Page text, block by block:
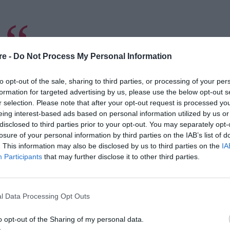
- Do Not Process My Personal Information
opt-out of the sale, sharing to third parties, or processing of your
for targeted advertising by us, please use the below opt-out
selection. Please note that after your opt-out request is processed
interest-based ads based on personal information utilized by us
to third parties prior to your opt-out. You may separately
of your personal information by third parties on the IAB’s list of
This information may also be disclosed by us to third parties on the
Participants that may further disclose it to other third parties.
Data Processing Opt Outs
opt-out of the Sharing of my personal data.
total black εμφάνιση με opera gloves σε
φούστα, bralette και sexy cut-
επιμένει ότι απολαμβάνει να τρώει
για δύο εβδομάδες σερί, και κατόπιν αλλάζει
πολύ τα ντόνατς που είναι γεμιστά με
από ζάχαρη ή τρούφα.
φοβάται το γήρας, ενώ πιστεύει
από ταμυστικάτηςνεότητάςτης.
κόρες. Πιστεύω ότι το να παραμένεις
να είσαι υγιής